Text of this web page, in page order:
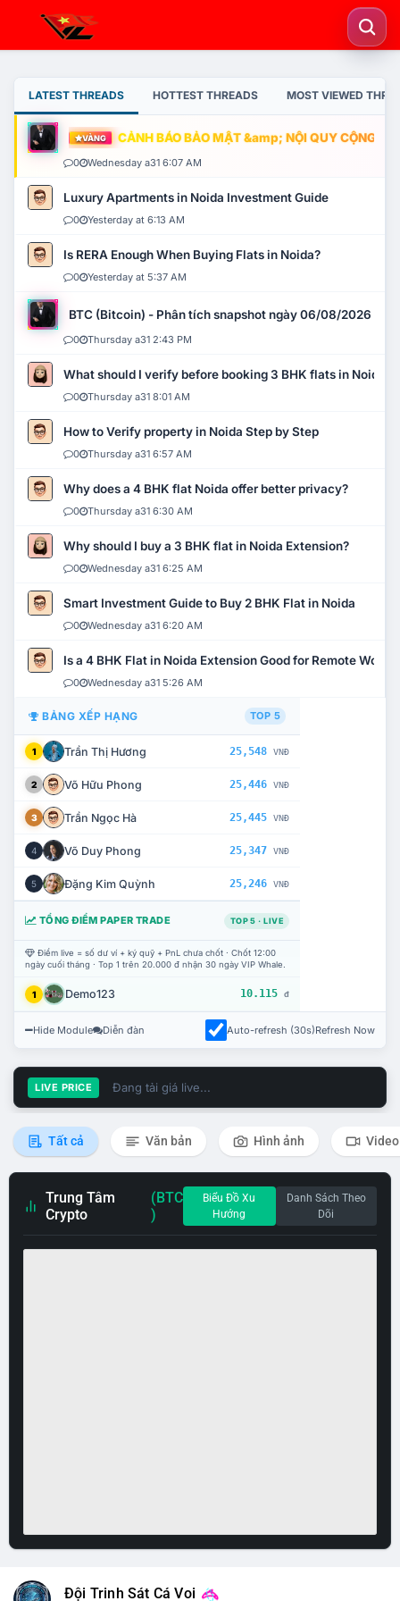
LATEST THREADS HOTTEST THREADS MOST VIEWED
VÀNG CẢNH BÁO BẢO MẬT &amp; NỘI QUY CỘNG
0 Wednesday a31 6:07 AM
Luxury Apartments in Noida Investment Guide
0 Yesterday at 6:13 AM
Is RERA Enough When Buying Flats in Noida?
0 Yesterday at 5:37 AM
BTC (Bitcoin) - Phân tích snapshot ngày 06/08/2026
0 Thursday a31 2:43 PM
What should I verify before booking 3 BHK flats in Noida?
0 Thursday a31 8:01 AM
How to Verify property in Noida Step by Step
0 Thursday a31 6:57 AM
Why does a 4 BHK flat Noida offer better privacy?
0 Thursday a31 6:30 AM
Why should I buy a 3 BHK flat in Noida Extension?
0 Wednesday a31 6:25 AM
Smart Investment Guide to Buy 2 BHK Flat in Noida
0 Wednesday a31 6:20 AM
Is a 4 BHK Flat in Noida Extension Good for Remote Work?
0 Wednesday a31 5:26 AM
BẢNG XẾP HẠNG TOP 5
1 Trần Thị Hương 25,548 VNĐ
2 Võ Hữu Phong 25,446 VNĐ
3 Trần Ngọc Hà 25,445 VNĐ
4 Võ Duy Phong 25,347 VNĐ
5 Đặng Kim Quỳnh 25,246 VNĐ
TỔNG ĐIỂM PAPER TRADE TOP 5 · LIVE
Điểm live = số dư ví + ký quỹ + PnL chưa chốt · Chốt 12:00
ngày cuối tháng · Top 1 trên 20.000 đ nhận 30 ngày VIP Whale.
1 Demo123 10.115 đ
Hide Module Diễn đàn Auto-refresh (30s)Refresh Now
LIVE PRICE Đang tải giá live...
Tất cả Văn bản Hình ảnh Video
Trung Tâm
Crypto
(BTC
)
Biểu Đồ Xu
Hướng
Danh Sách Theo
Dõi
Đội Trinh Sát Cá Voi